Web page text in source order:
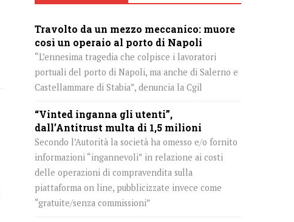
Travolto da un mezzo meccanico: muore
così un operaio al porto di Napoli
“L’ennesima tragedia che colpisce i lavoratori
portuali del porto di Napoli, ma anche di Salerno e
Castellammare di Stabia”, denuncia la Cgil
“Vinted inganna gli utenti”,
dall’Antitrust multa di 1,5 milioni
Secondo l’Autorità la società ha omesso e/o fornito
informazioni “ingannevoli” in relazione ai costi
delle operazioni di compravendita sulla
piattaforma on line, pubblicizzate invece come
“gratuite/senza commissioni”